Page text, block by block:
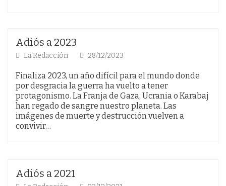
Adiós a 2023
La Redacción 28/12/2023
Finaliza 2023, un año difícil para el mundo donde
por desgracia la guerra ha vuelto a tener
protagonismo. La Franja de Gaza, Ucrania o Karabaj
han regado de sangre nuestro planeta. Las
imágenes de muerte y destrucción vuelven a
convivir…
Adiós a 2021